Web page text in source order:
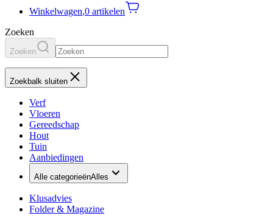
Winkelwagen,0 artikelen
Zoeken
Zoeken
Zoekbalk sluiten
Verf
Vloeren
Gereedschap
Hout
Tuin
Aanbiedingen
Alle categorieënAlles
Klusadvies
Folder & Magazine